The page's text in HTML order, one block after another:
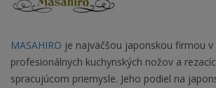
MASAHIRO je najväčšou japonskou firmou v
profesionálnych kuchynských nožov a
spracujúcom priemysle. Jeho podiel na